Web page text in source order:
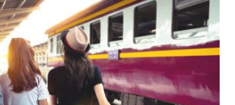
a înregistrat, în primele nouă luni
1,2% în ceea ce priveşte volumul